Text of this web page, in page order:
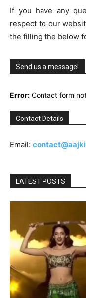
If you have any
respect to our
the filling the below
Send us a message!
Error: Contact form
Contact Details
Email:
LATEST POSTS